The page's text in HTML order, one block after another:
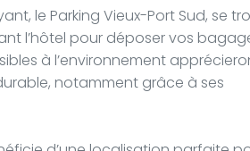
le Parking Vieux-Port Sud, se
l’hôtel pour déposer vos
à l’environnement
notamment grâce à ses